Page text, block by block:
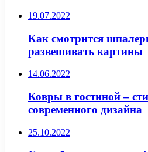
19.07.2022
Как смотрится
развешивать картины
14.06.2022
Ковры в гостиной –
современного дизайна
25.10.2022